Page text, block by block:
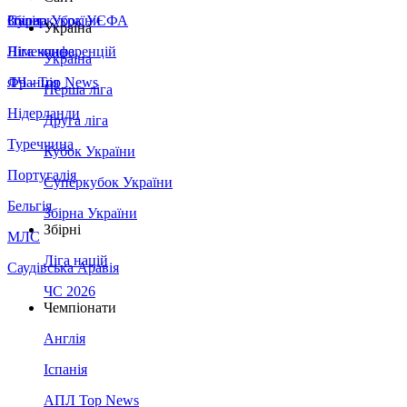
Збірна України
Італія
Німеччина
Франція
Нідерланди
Туреччина
Португалія
Бельгія
МЛС
Саудівська Аравія
Суперкубок УЄФА
Ліга конференцій
ЛЧ - Top News
Україна
Україна
Перша ліга
Друга ліга
Кубок України
Суперкубок України
Збірна України
Збірні
Ліга націй
ЧС 2026
Чемпіонати
Англія
Іспанія
АПЛ Top News